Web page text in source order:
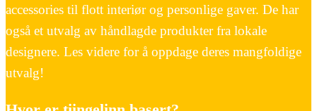
accessories til flott interiør og personlige gaver. De har
også et utvalg av håndlagde produkter fra lokale
designere. Les videre for å oppdage deres mangfoldige
utvalg!